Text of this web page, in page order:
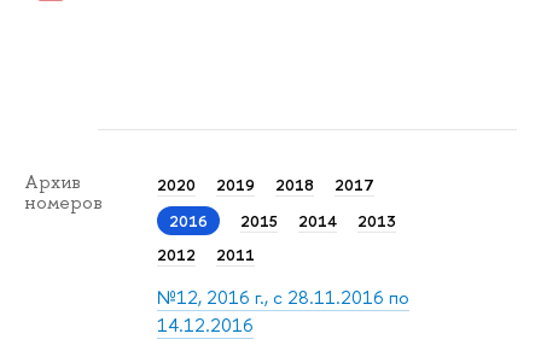
Архив
номеров
2020 2019 2018
2017
2016
2015 2014
2013
2012
2011
№12, 2016 г., с 28.11.2016 по
14.12.2016